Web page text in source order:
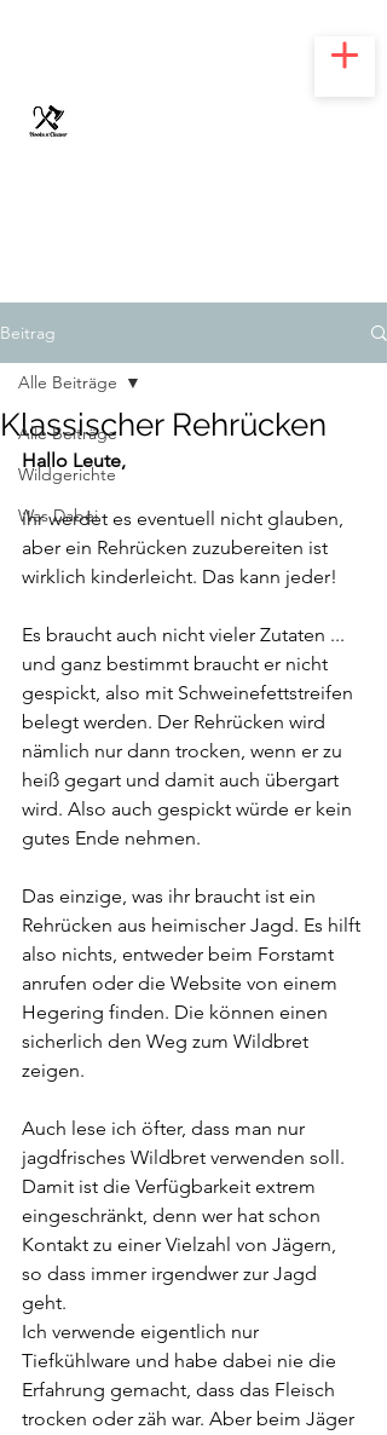
Beitrag
Alle Beiträge
Wildgerichte
Was Dabei
Alle Beiträge
Klassischer Rehrücken
Hallo Leute,
ihr werdet es eventuell nicht glauben,
aber ein Rehrücken zuzubereiten ist
wirklich kinderleicht. Das kann jeder!
Es braucht auch nicht vieler Zutaten ...
und ganz bestimmt braucht er nicht
gespickt, also mit Schweinefettstreifen
belegt werden. Der Rehrücken wird
nämlich nur dann trocken, wenn er zu
heiß gegart und damit auch übergart
wird. Also auch gespickt würde er kein
gutes Ende nehmen.
Das einzige, was ihr braucht ist ein
Rehrücken aus heimischer Jagd. Es hilft
also nichts, entweder beim Forstamt
anrufen oder die Website von einem
Hegering finden. Die können einen
sicherlich den Weg zum Wildbret
zeigen.
Auch lese ich öfter, dass man nur
jagdfrisches Wildbret verwenden soll.
Damit ist die Verfügbarkeit extrem
eingeschränkt, denn wer hat schon
Kontakt zu einer Vielzahl von Jägern,
so dass immer irgendwer zur Jagd
geht.
Ich verwende eigentlich nur
Tiefkühlware und habe dabei nie die
Erfahrung gemacht, dass das Fleisch
trocken oder zäh war. Aber beim Jäger